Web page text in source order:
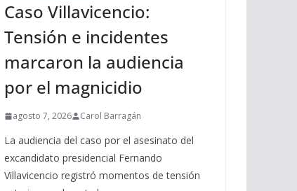
Caso Villavicencio:
Tensión e incidentes
marcaron la audiencia
por el magnicidio
agosto 7, 2026 Carol Barragán
La audiencia del caso por el asesinato del
excandidato presidencial Fernando
Villavicencio registró momentos de tensión